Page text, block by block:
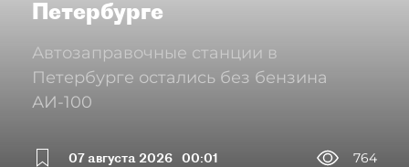
Петербурге
Автозаправочные станции в
Петербурге остались без бензина
АИ-100
07 августа 2026 00:01
764